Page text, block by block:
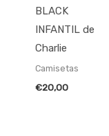
BLACK
INFANTIL de
Charlie
Camisetas
€20,00